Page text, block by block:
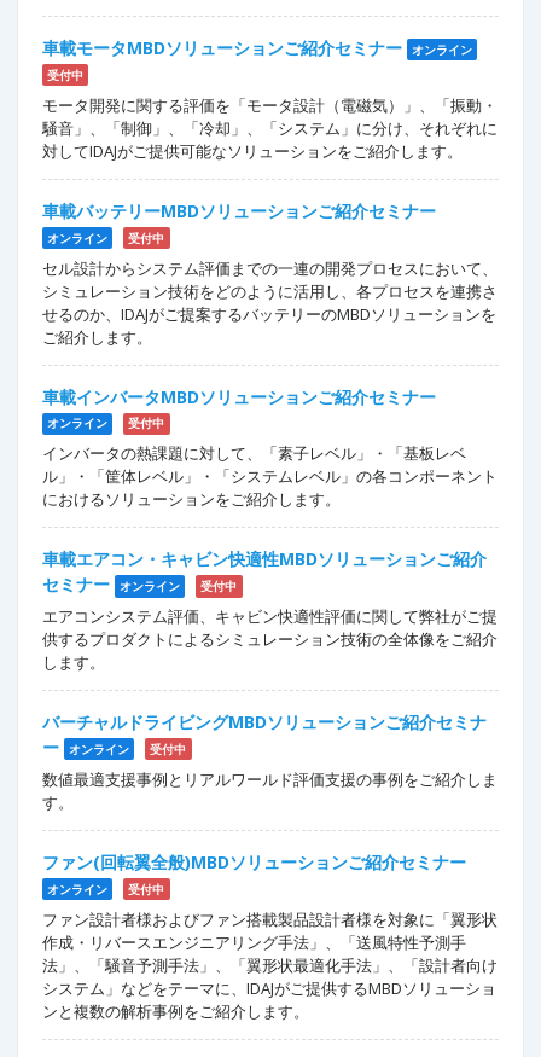
車載モータMBDソリューションご紹介セミナー
オンライン
受付中
モータ開発に関する評価を「モータ設計（電磁気）」、「振動・
騒音」、「制御」、「冷却」、「システム」に分け、それぞれに
対してIDAJがご提供可能なソリューションをご紹介します。
車載バッテリーMBDソリューションご紹介セミナー
オンライン 受付中
セル設計からシステム評価までの一連の開発プロセスにおいて、
シミュレーション技術をどのように活用し、各プロセスを連携さ
せるのか、IDAJがご提案するバッテリーのMBDソリューションを
ご紹介します。
車載インバータMBDソリューションご紹介セミナー
オンライン 受付中
インバータの熱課題に対して、「素子レベル」・「基板レベ
ル」・「筐体レベル」・「システムレベル」の各コンポーネント
におけるソリューションをご紹介します。
車載エアコン・キャビン快適性MBDソリューションご紹介
セミナー オンライン 受付中
エアコンシステム評価、キャビン快適性評価に関して弊社がご提
供するプロダクトによるシミュレーション技術の全体像をご紹介
します。
バーチャルドライビングMBDソリューションご紹介セミナ
ー オンライン 受付中
数値最適支援事例とリアルワールド評価支援の事例をご紹介しま
す。
ファン(回転翼全般)MBDソリューションご紹介セミナー
オンライン 受付中
ファン設計者様およびファン搭載製品設計者様を対象に「翼形状
作成・リバースエンジニアリング手法」、「送風特性予測手
法」、「騒音予測手法」、「翼形状最適化手法」、「設計者向け
システム」などをテーマに、IDAJがご提供するMBDソリューショ
ンと複数の解析事例をご紹介します。